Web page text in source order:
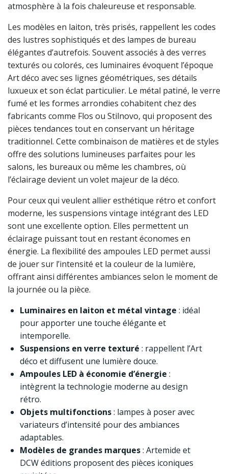
atmosphère à la fois chaleureuse et responsable.
Les modèles en laiton, très prisés, rappellent les codes
des lustres sophistiqués et des lampes de bureau
élégantes d’autrefois. Souvent associés à des verres
texturés ou colorés, ces luminaires évoquent l’époque
Art déco avec ses lignes géométriques, ses détails
luxueux et son éclat particulier. Le métal patiné, le verre
fumé et les formes arrondies cohabitent chez des
fabricants comme Flos ou Stilnovo, qui proposent des
pièces tendances tout en conservant un héritage
traditionnel. Cette combinaison de matières et de styles
offre des solutions lumineuses parfaites pour les
salons, les bureaux ou même les chambres, où
l’éclairage devient un volet majeur de la déco.
Pour ceux qui veulent allier esthétique rétro et confort
moderne, les suspensions vintage intégrant des LED
sont une excellente option. Elles permettent un
éclairage puissant tout en restant économes en
énergie. La flexibilité des ampoules LED permet aussi
de jouer sur l’intensité et la couleur de la lumière,
offrant ainsi différentes ambiances selon le moment de
la journée ou la pièce.
Luminaires en laiton et métal vintage : idéal
pour apporter une touche élégante et
intemporelle.
Suspensions en verre texturé : rappellent l’Art
déco et diffusent une lumière douce.
Ampoules LED à économie d’énergie :
intègrent la technologie moderne au design
rétro.
Objets multifonctions: lampes à poser avec
variateurs d’intensité pour des ambiances
adaptables.
Modèles de grandes marques: Artemide et
DCW éditions proposent des pièces iconiques